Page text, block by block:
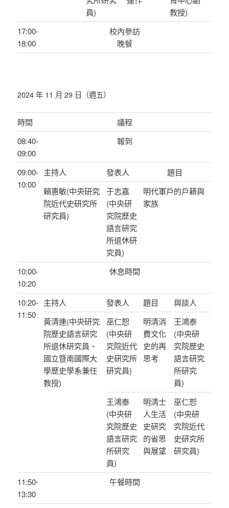
員)
教授)
17:00-
18:00
校內參訪
晚餐
2024 年 11 月 29 日（週五）
時間
議程
08:40-
09:00
報到
09:00-
10:00
主持人 發表人
題目
賴惠敏(中央研究
院近代史研究所
研究員)
于志嘉
(中央研
究院歷史
語言研究
所退休研
究員)
明代軍戶的戶籍與
家族
10:00-
10:20
休息時間
10:20-
11:50
主持人 發表人 題目
與談人
黃清連(中央研究
院歷史語言研究
所退休研究員、
國立暨南國際大
學歷史學系兼任
教授)
巫仁恕
(中央研
究院近代
史研究所
研究員)
明清消
費文化
史的再
思考
王鴻泰
(中央研
究院歷史
語言研究
所研究
員)
王鴻泰
(中央研
究院歷史
語言研究
所研究
員)
明清士
人生活
史研究
的省思
與展望
巫仁恕
(中央研
究院近代
史研究所
研究員)
11:50-
13:30
午餐時間